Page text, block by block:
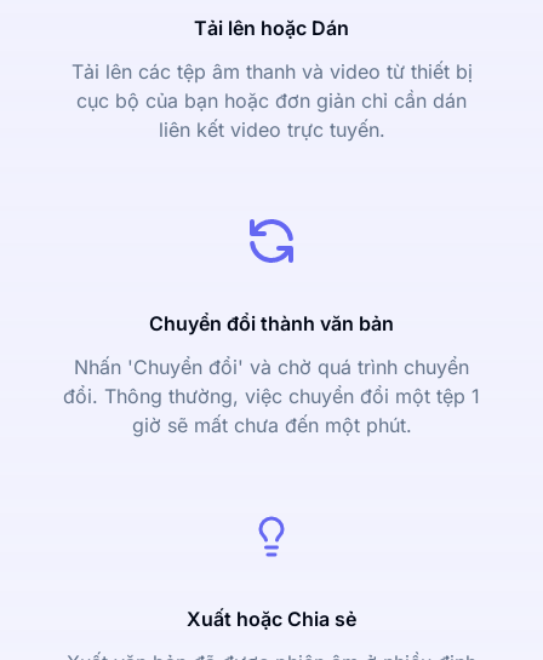
Tải lên hoặc Dán
Tải lên các tệp âm thanh và video từ thiết bị
cục bộ của bạn hoặc đơn giản chỉ cần dán
liên kết video trực tuyến.
Chuyển đổi thành văn bản
Nhấn 'Chuyển đổi' và chờ quá trình chuyển
đổi. Thông thường, việc chuyển đổi một tệp 1
giờ sẽ mất chưa đến một phút.
Xuất hoặc Chia sẻ